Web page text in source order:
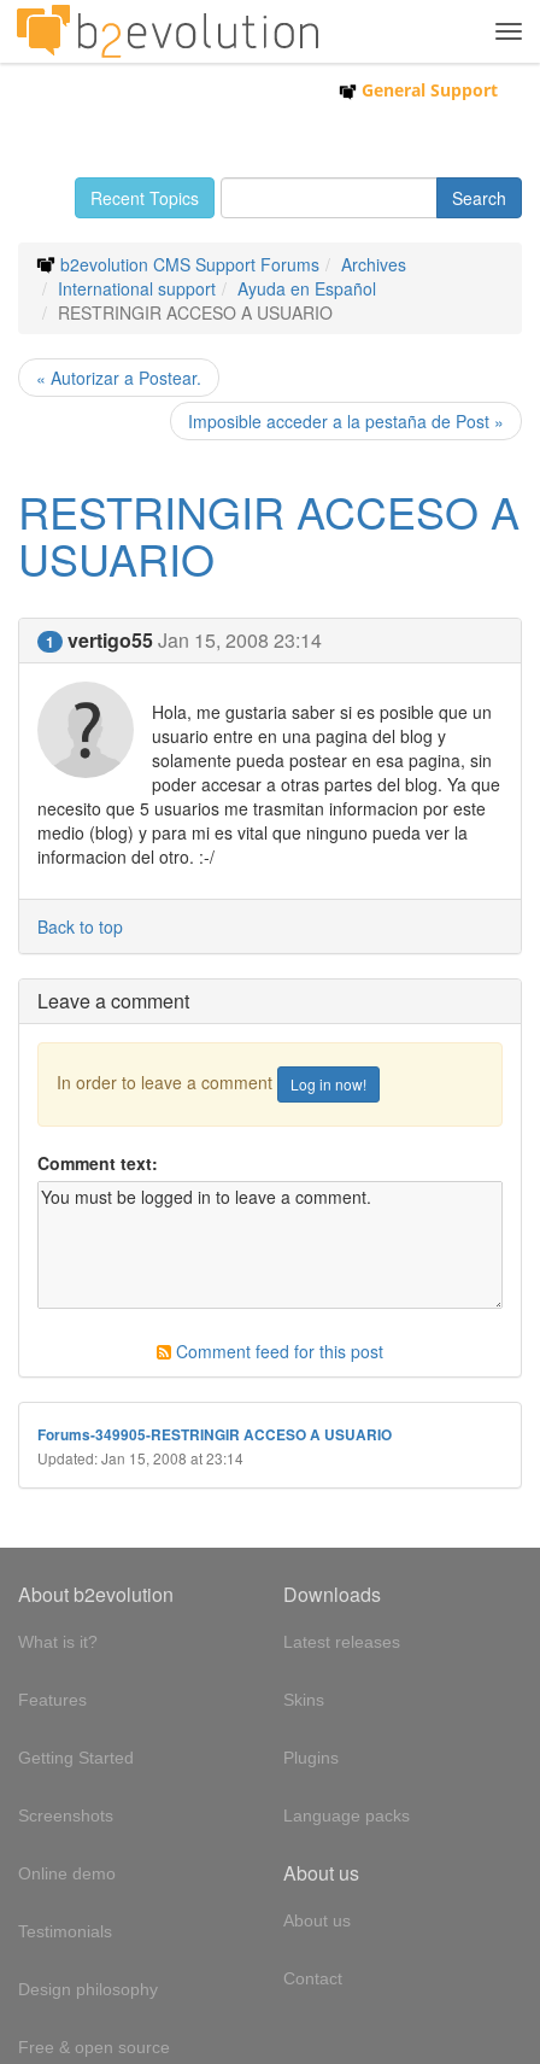
General Support
Recent Topics
b2evolution CMS Support Forums
Archives
International support
Ayuda en Español
RESTRINGIR ACCESO A USUARIO
« Autorizar a Postear.
Imposible acceder a la pestaña de Post »
RESTRINGIR ACCESO A
USUARIO
1 vertigo55Jan 15, 2008 23:14
Hola, me gustaria saber si es posible que un
usuario entre en una pagina del blog y
solamente pueda postear en esa pagina, sin
poder accesar a otras partes del blog. Ya que
necesito que 5 usuarios me trasmitan informacion por este
medio (blog) y para mi es vital que ninguno pueda ver la
informacion del otro. :-/
Back to top
Leave a comment
In order to leave a comment Log in now!
Comment text:
Comment feed for this post
Forums-349905-RESTRINGIR ACCESO A USUARIO
Updated: Jan 15, 2008 at 23:14
About b2evolution
What is it?
Features
Getting Started
Screenshots
Online demo
Testimonials
Design philosophy
Free & open source
Downloads
Latest releases
Skins
Plugins
Language packs
About us
About us
Contact